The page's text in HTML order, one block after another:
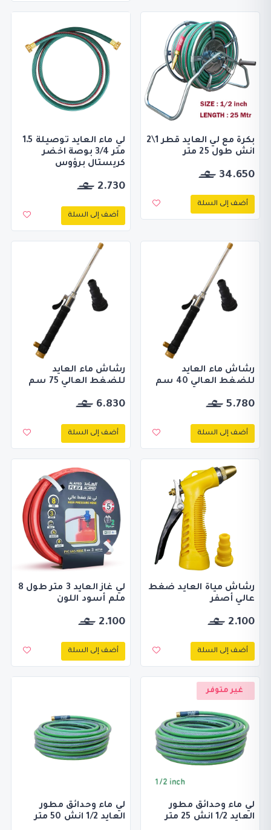
بكرة مع لي العايد قطر 1\2
انش طول 25 متر
34.650
أضف إلى السلة
لي ماء العايد توصيلة 1.5
متر 3/4 بوصة اخضر
كريستال برؤوس
2.730
أضف إلى السلة
رشاش ماء العايد
للضغط العالي 40 سم
5.780
أضف إلى السلة
رشاش ماء العايد
للضغط العالي 75 سم
6.830
أضف إلى السلة
رشاش مياة العايد ضغط
عالي أصفر
2.100
أضف إلى السلة
لي غاز العايد 3 متر طول 8
ملم أسود اللون
2.100
أضف إلى السلة
غير متوفر
لي ماء وحدائق مطور
العايد 1/2 انش 25 متر
لي ماء وحدائق مطور
العايد 1/2 انش 50 متر